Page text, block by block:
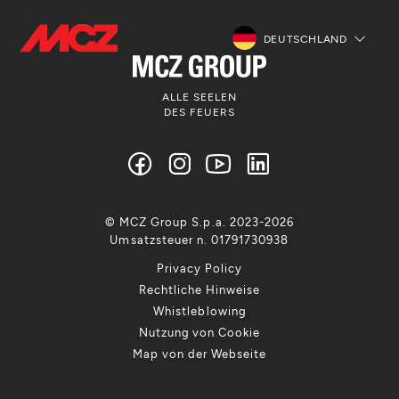
DEUTSCHLAND
ALLE SEELEN
DES FEUERS
Privacy Policy
Rechtliche Hinweise
Whistleblowing
Nutzung von Cookie
Map von der Webseite
© MCZ Group S.p.a. 2023-2026
Umsatzsteuer n. 01791730938